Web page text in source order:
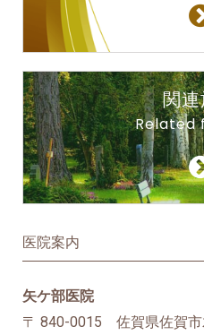
関
Related
医院案内
矢ケ部医院
〒 840-0015 佐賀県佐賀市